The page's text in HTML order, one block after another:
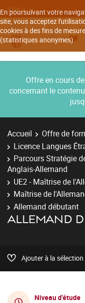
En poursuivant votre
site, vous acceptez
cookies à des fins de
(statistiques anonymes).
Aller à
Offre en cours
concernant le
Accueil Offre de
Licence Langues
Parcours Stratégie
Anglais-Allemand
UE2 - Maîtrise de
Maîtrise de
Allemand débutant
ALLEMAND
Ajouter à la sélection
Niveau d'étude